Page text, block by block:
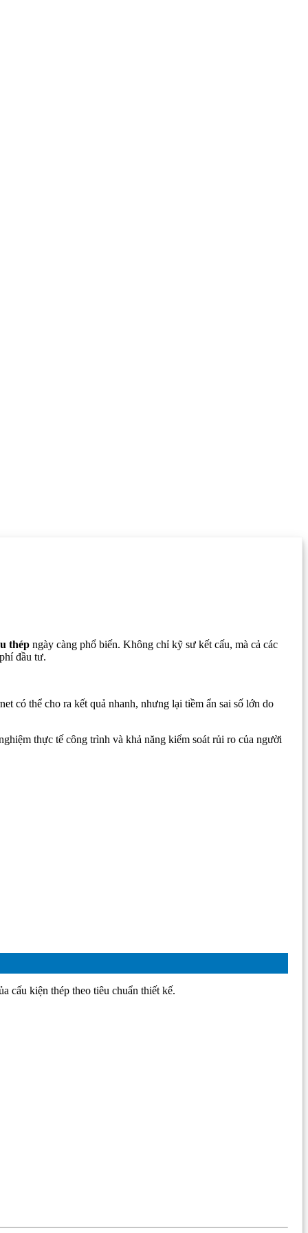
thép ngày càng phổ biến. Không chỉ kỹ sư kết cấu, mà cả các
đầu tư.
có thể cho ra kết quả nhanh, nhưng lại tiềm ẩn sai số lớn do
thực tế công trình và khả năng kiểm soát rủi ro của người
cấu kiện thép theo tiêu chuẩn thiết kế.